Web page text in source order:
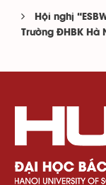
Hội nghị
Trường ĐHBK Hà